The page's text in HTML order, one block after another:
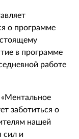
о программе
в программе
работе
заботиться о
нашей
сил и